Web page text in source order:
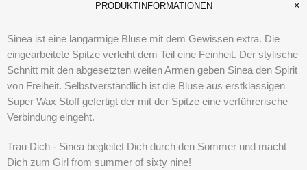
PRODUKTINFORMATIONEN
Sinea ist eine langarmige Bluse mit dem Gewissen extra. Die
eingearbeitete Spitze verleiht dem Teil eine Feinheit. Der stylische
Schnitt mit den abgesetzten weiten Armen geben Sinea den Spirit
von Freiheit. Selbstverständlich ist die Bluse aus erstklassigen
Super Wax Stoff gefertigt der mit der Spitze eine verführerische
Verbindung eingeht.
Trau Dich - Sinea begleitet Dich durch den Sommer und macht
Dich zum Girl from summer of sixty nine!